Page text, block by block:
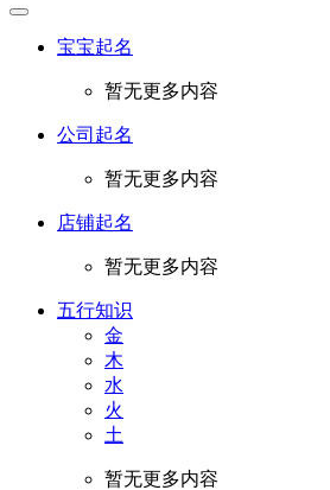
宝宝起名
暂无更多内容
公司起名
暂无更多内容
店铺起名
暂无更多内容
五行知识
金
木
水
火
土
暂无更多内容